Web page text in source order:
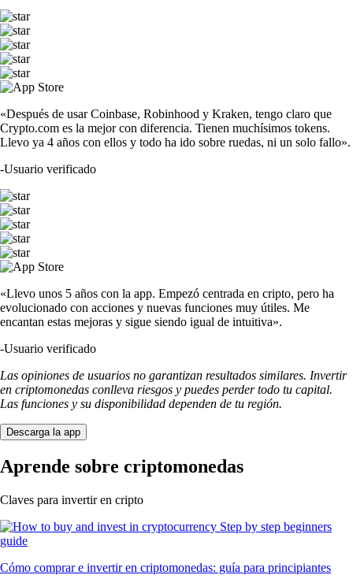
«Después de usar Coinbase, Robinhood y Kraken, tengo claro que
Crypto.com es la mejor con diferencia. Tienen muchísimos tokens.
Llevo ya 4 años con ellos y todo ha ido sobre ruedas, ni un solo fallo».
-Usuario verificado
«Llevo unos 5 años con la app. Empezó centrada en cripto, pero ha
evolucionado con acciones y nuevas funciones muy útiles. Me
encantan estas mejoras y sigue siendo igual de intuitiva».
-Usuario verificado
Las opiniones de usuarios no garantizan resultados similares. Invertir
en criptomonedas conlleva riesgos y puedes perder todo tu capital.
Las funciones y su disponibilidad dependen de tu región.
Descarga la app
Aprende sobre criptomonedas
Claves para invertir en cripto
Cómo comprar e invertir en criptomonedas: guía para principiantes